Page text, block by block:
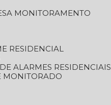
MONITORAMENTO
RESIDENCIAL
DE ALARMES RESIDENCIAIS
MONITORADO